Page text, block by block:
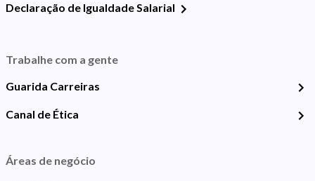
Declaração de Igualdade Salarial
Trabalhe com a gente
Guarida Carreiras
Canal de Ética
Áreas de negócio